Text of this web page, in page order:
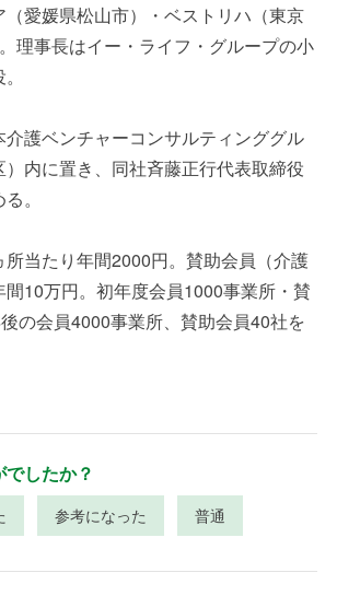
愛媛県松山市）・ベストリハ（東京
理事長はイー・ライフ・グループの小
護ベンチャーコンサルティンググル
内に置き、同社斉藤正行代表取締役
。
当たり年間2000円。賛助会員（介護
10万円。初年度会員1000事業所・賛
の会員4000事業所、賛助会員40社を
したか？
参考になった 普通